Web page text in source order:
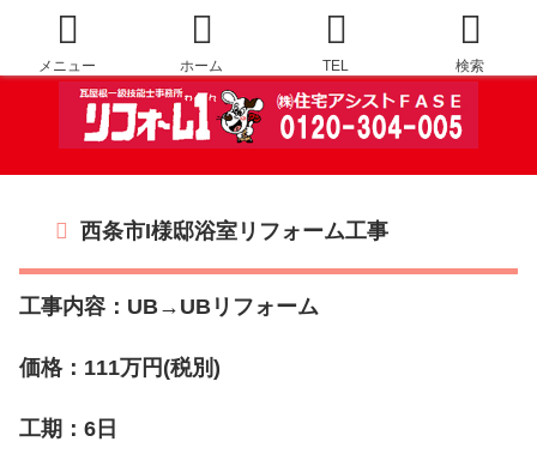
西条市I様邸浴室リフォーム工事
工事内容：UB→UBリフォーム
価格：111万円(税別)
工期：6日
メニュー ホーム TEL 検索